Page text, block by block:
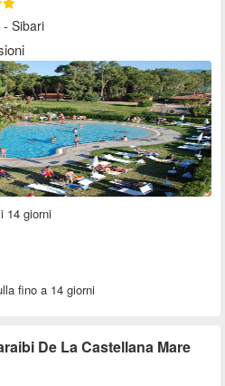
Sibari
14 giorni
fino a 14 giorni
De La Castellana Mare